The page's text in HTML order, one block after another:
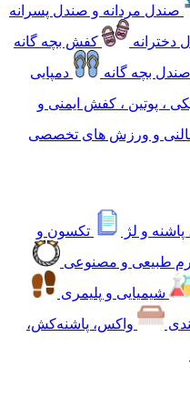
صندل مردانه و صندل پسرانه
دخترانه
کفش بچه گانه
بچه گانه
دمپایی
، پوتین ، کفش ایمنی و
و ورزش های تخصصی
پاشنه و لژ
تکسون و
طبیعی و مصنوعی
شیمیایی و پلیمری
واکس، پاشنه‌کش،